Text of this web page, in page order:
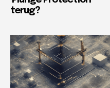
terug?